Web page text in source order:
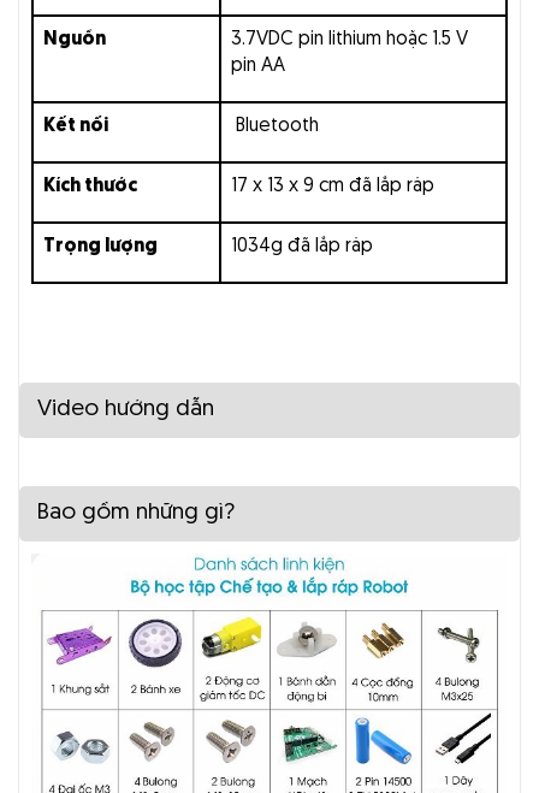
Nguồn
3.7VDC pin lithium hoặc 1.5 V
pin AA
Kết nối Bluetooth
Kích thước 17 x 13 x 9 cm đã lắp ráp
Trọng lượng 1034g đã lắp ráp
Video hướng dẫn
Bao gồm những gì?